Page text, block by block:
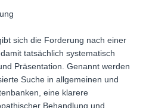
sich die Forderung nach einer
tatsächlich systematisch
Präsentation. Genannt werden
Suche in allgemeinen und
eine klarere
Behandlung und